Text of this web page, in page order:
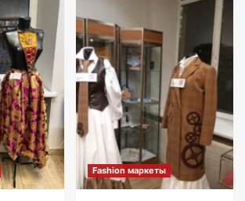
Fashion маркеты